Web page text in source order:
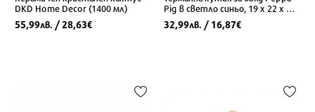
DKD Home Decor (1400 мл)
55,99лв. / 28,63€
Pig в светло синьо, 19 x 22 x 14
см
32,99лв. / 16,87€